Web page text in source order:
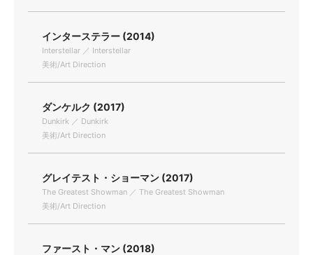
インターステラー (2014)
Interstellar ／ Interstellar
美術/Art Direction
ダンケルク (2017)
Dunkirk ／ Dunkirk
美術/Art Direction
グレイテスト・ショーマン (2017)
The Greatest Showman ／ The Greatest Showman
美術/Art Direction
ファースト・マン (2018)